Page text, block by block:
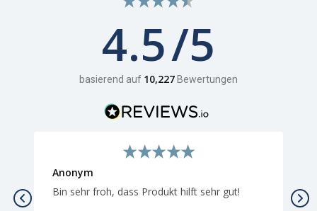
4.5
basierend auf 10,227Bewertungen
Michaela Görsch
Tolles Produkt Hält was es verspricht